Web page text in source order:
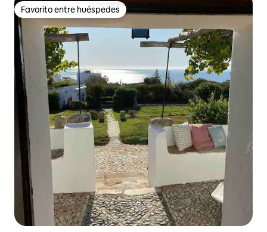
Favorito entre huéspedes
Favorito entre huéspedes